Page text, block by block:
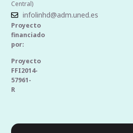
Central)
infolinhd@adm.uned.es
Proyecto
financiado
por:
Proyecto
FFI2014-
57961-
R